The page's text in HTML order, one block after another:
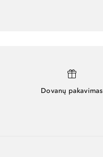
Dovanų pakavimas